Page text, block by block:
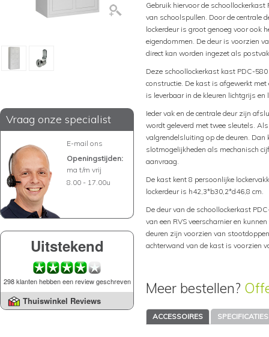
Vraag onze specialist
E-mail ons
Openingstijden:
ma t/m vrij
8.00 - 17.00u
Uitstekend
298 klanten hebben een review geschreven
Thuiswinkel Reviews
Gebruik hiervoor de
van schoolspullen. Door de centrale
lockerdeur is groot genoeg voor ook
eigendommen. De deur is voorzien
direct kan worden ingezet als
Deze schoollockerkast kast PDC-
constructie. De kast is afgewerkt
is leverbaar in de kleuren lichtgrijs
Ieder vak en de centrale deur zijn
wordt geleverd met twee sleutels.
valgrendelsluiting op de deuren.
slotmogelijkheden als mechanisch
aanvraag.
De kast kent 8 persoonlijke
lockerdeur is h42,3*b30,2*d46,8 cm.
De deur van de schoollockerkast
van een RVS veerscharnier en
deuren zijn voorzien van
achterwand van de kast is voorzien
Meer bestellen?
ACCESSOIRES SPECIFICATIES